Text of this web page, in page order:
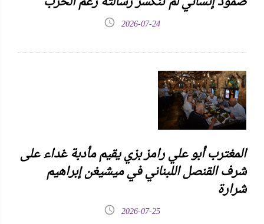
2026-07-24
المغترب أبو علي رامز بزي يقيم مأدبة غداء على
شرف القنصل اللبناني في ميشيغن إبراهيم
شرارة
2026-07-25